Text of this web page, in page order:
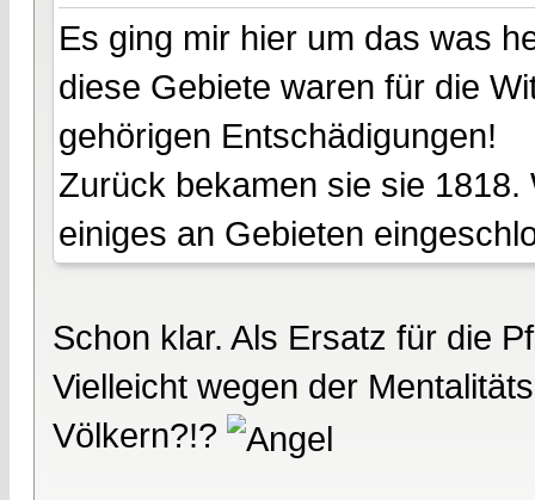
Es ging mir hier um das was
diese Gebiete waren für die
gehörigen Entschädigungen!
Zurück bekamen sie sie
einiges an Gebieten
Schon klar. Als Ersatz für die
Vielleicht wegen der
Völkern?!?